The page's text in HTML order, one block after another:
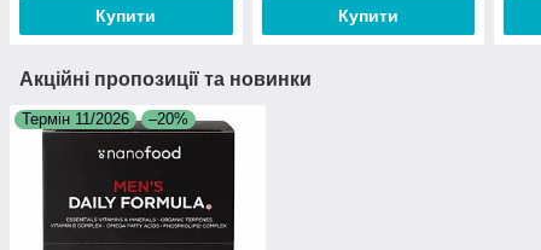
Купити Купити
Акційні пропозиції та новинки
Термін 11/2026 –20%